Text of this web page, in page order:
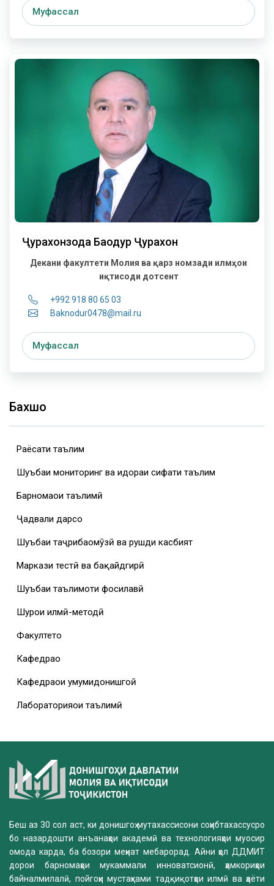
Муфассал
Ҷурахонзода Баҳодур Ҷурахон
Декани факултети Молия ва қарз номзади илмҳои
иқтисоди дотсент
+992 918 80 65 03
Baknodur0478@mail.ru
Муфассал
Бахшҳо
Раёсати таълим
Шуъбаи мониторинг ва идораи сифати таълим
Барномаҳои таълимӣ
Ҷадвали дарсҳо
Шуъбаи таҷрибаомӯзӣ ва рушди касбият
Маркази тестӣ ва бақайдгирӣ
Шуъбаи таълимоти фосилавӣ
Шурои илмӣ-методӣ
Факултетҳо
Кафедраҳо
Кафедраҳои умумидонишгоҳӣ
Лабораторияҳои таълимӣ
Беш аз 30 сол аст, ки донишгоҳ мутахассисони соҳибтахассусро
бо назардошти анъанаҳои академӣ ва технологияҳои муосир
омода карда, ба бозори меҳнат мебарорад. Айни ҳол ДДМИТ
дорои барномаҳои мукаммали инноватсионӣ, ҳамкориҳои
байналмилалӣ, пойгоҳи мустаҳками тадқиқотҳои илмӣ ва ҳаёти